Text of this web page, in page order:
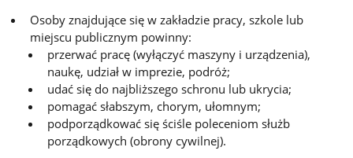
Osoby znajdujące się w zakładzie pracy, szkole lub
miejscu publicznym powinny:
przerwać pracę (wyłączyć maszyny i urządzenia),
naukę, udział w imprezie, podróż;
udać się do najbliższego schronu lub ukrycia;
pomagać słabszym, chorym, ułomnym;
podporządkować się ściśle poleceniom służb
porządkowych (obrony cywilnej).